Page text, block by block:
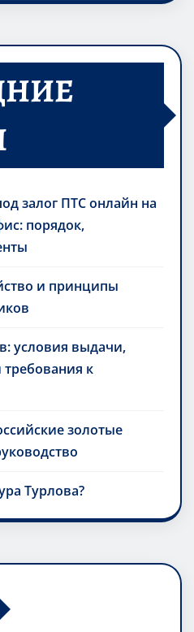
залог ПТС онлайн на
порядок,
и принципы
условия выдачи,
к
золотые
Турлова?